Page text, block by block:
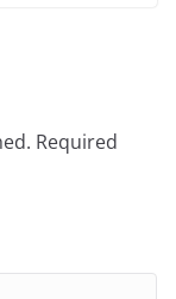
Required